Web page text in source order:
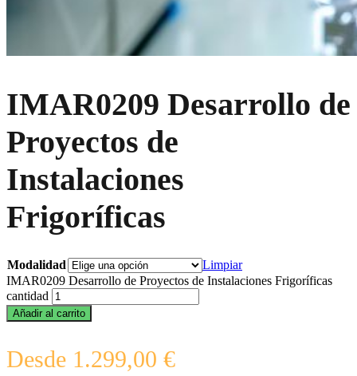
IMAR0209 Desarrollo de
Proyectos de
Instalaciones
Frigoríficas
Modalidad
Limpiar
IMAR0209 Desarrollo de Proyectos de Instalaciones Frigoríficas
cantidad
Añadir al carrito
Desde 1.299,00 €